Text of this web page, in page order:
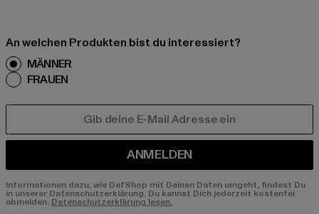
An welchen Produkten bist du interessiert?
MÄNNER
FRAUEN
ANMELDEN
Informationen dazu, wie DefShop mit Deinen Daten umgeht, findest Du
in unserer Datenschutzerklärung. Du kannst Dich jederzeit kostenfei
abmelden. Datenschutzerklärung lesen.